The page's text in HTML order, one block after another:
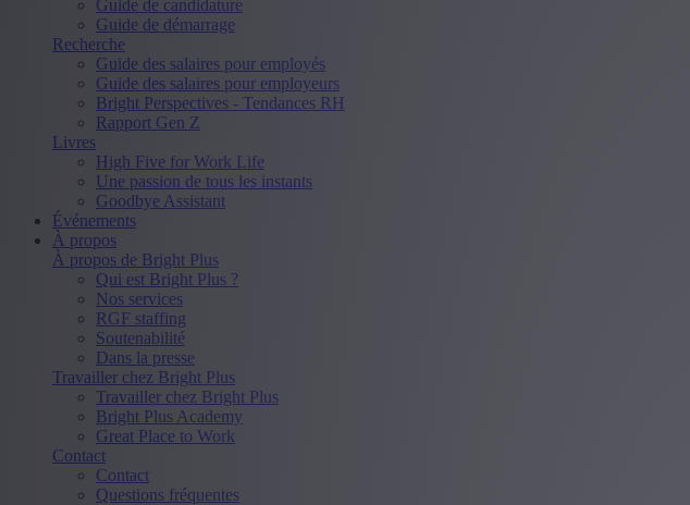
Guide de candidature
Guide de démarrage
Recherche
Guide des salaires pour employés
Guide des salaires pour employeurs
Bright Perspectives - Tendances RH
Rapport Gen Z
Livres
High Five for Work Life
Une passion de tous les instants
Goodbye Assistant
Événements
À propos
À propos de Bright Plus
Qui est Bright Plus ?
Nos services
RGF staffing
Soutenabilité
Dans la presse
Travailler chez Bright Plus
Travailler chez Bright Plus
Bright Plus Academy
Great Place to Work
Contact
Contact
Questions fréquentes